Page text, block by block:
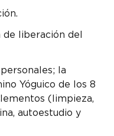
de liberación del
la
Yóguico de los 8
(limpieza,
autoestudio y